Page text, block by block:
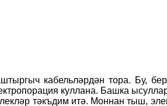
кабельләрдән тора. Бу,
куллана. Башка
тәкъдим итә. Моннан тыш,